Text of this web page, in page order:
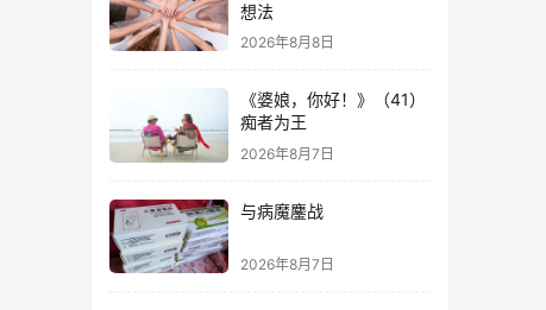
想法
2026年8月8日
《婆娘，你好！》（41）
痴者为王
2026年8月7日
与病魔鏖战
2026年8月7日